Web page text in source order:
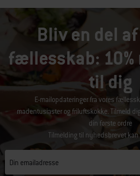
Bliv en del
fællesskab: 10%
til dig
E-mailopdateringer fra vores
madentusiaster og friluftskokke. Tilmeld
din første ordre
Tilmelding til nyhedsbrevet kan
Din emailadresse